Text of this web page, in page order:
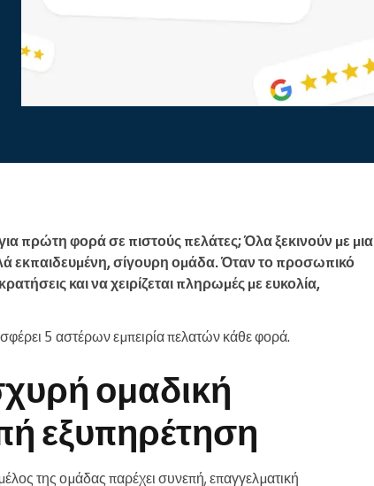
πρώτη φορά σε πιστούς πελάτες; Όλα ξεκινούν με μια
εκπαιδευμένη, σίγουρη ομάδα. Όταν το προσωπικό
και να χειρίζεται πληρωμές με ευκολία,
5 αστέρων εμπειρία πελατών κάθε φορά.
ομαδική
εξυπηρέτηση
της ομάδας παρέχει συνεπή, επαγγελματική